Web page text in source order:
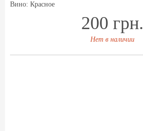
Вино: Красное
200 грн.
Нет в наличии